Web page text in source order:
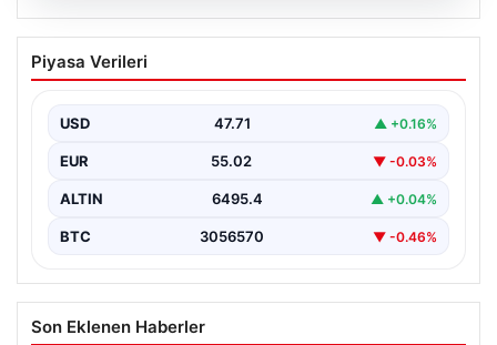
05.08.2026
Fenerbahçe’de Sturm Graz Maçında
Oosterwolde’den Üzücü Haber!
gerçekleşen heyecan dolu mücadelede Fenerbahçe'nin
Sturm Graz…
Piyasa Verileri
USD 47.71 ▲ +0.16%
EUR 55.02 ▼ -0.03%
ALTIN 6495.4 ▲ +0.04%
BTC 3056570 ▼ -0.46%
Son Eklenen Haberler